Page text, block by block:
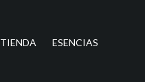
TIENDA ESENCIAS